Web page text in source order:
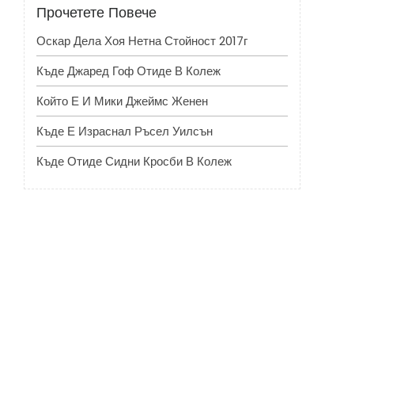
Прочетете Повече
Оскар Дела Хоя Нетна Стойност 2017г
Къде Джаред Гоф Отиде В Колеж
Който Е И Мики Джеймс Женен
Къде Е Израснал Ръсел Уилсън
Къде Отиде Сидни Кросби В Колеж